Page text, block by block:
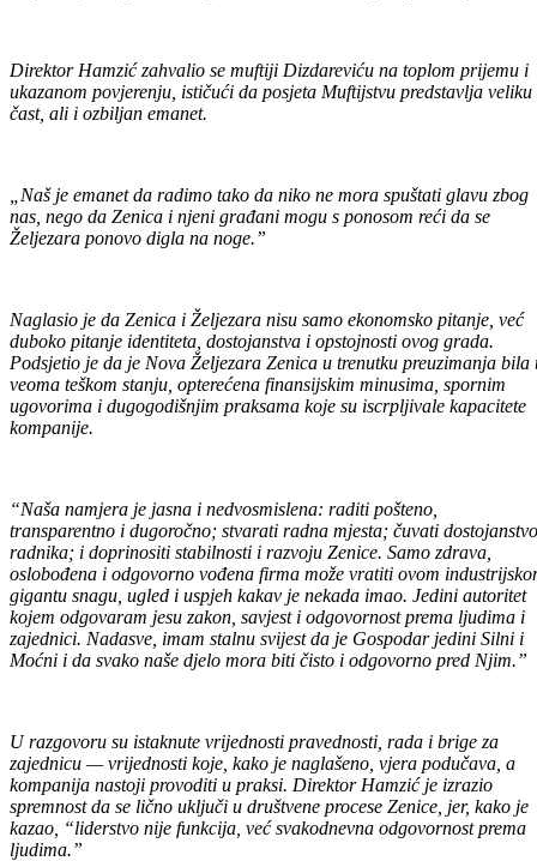
Direktor Hamzić zahvalio se muftiji Dizdareviću na toplom prijemu i
ukazanom povjerenju, ističući da posjeta Muftijstvu predstavlja veliku
čast, ali i ozbiljan emanet.
„Naš je emanet da radimo tako da niko ne mora spuštati glavu zbog
nas, nego da Zenica i njeni građani mogu s ponosom reći da se
Željezara ponovo digla na noge.”
Naglasio je da Zenica i Željezara nisu samo ekonomsko pitanje, već
duboko pitanje identiteta, dostojanstva i opstojnosti ovog grada.
Podsjetio je da je Nova Željezara Zenica u trenutku preuzimanja bila
veoma teškom stanju, opterećena finansijskim minusima, spornim
ugovorima i dugogodišnjim praksama koje su iscrpljivale kapacitete
kompanije.
“Naša namjera je jasna i nedvosmislena: raditi pošteno,
transparentno i dugoročno; stvarati radna mjesta; čuvati dostojanstvo
radnika; i doprinositi stabilnosti i razvoju Zenice. Samo zdrava,
oslobođena i odgovorno vođena firma može vratiti ovom
gigantu snagu, ugled i uspjeh kakav je nekada imao. Jedini autoritet
kojem odgovaram jesu zakon, savjest i odgovornost prema ljudima i
zajednici. Nadasve, imam stalnu svijest da je Gospodar jedini Silni i
Moćni i da svako naše djelo mora biti čisto i odgovorno pred Njim.”
U razgovoru su istaknute vrijednosti pravednosti, rada i brige za
zajednicu — vrijednosti koje, kako je naglašeno, vjera podučava, a
kompanija nastoji provoditi u praksi. Direktor Hamzić je izrazio
spremnost da se lično uključi u društvene procese Zenice, jer, kako je
kazao, “liderstvo nije funkcija, već svakodnevna odgovornost prema
ljudima.”